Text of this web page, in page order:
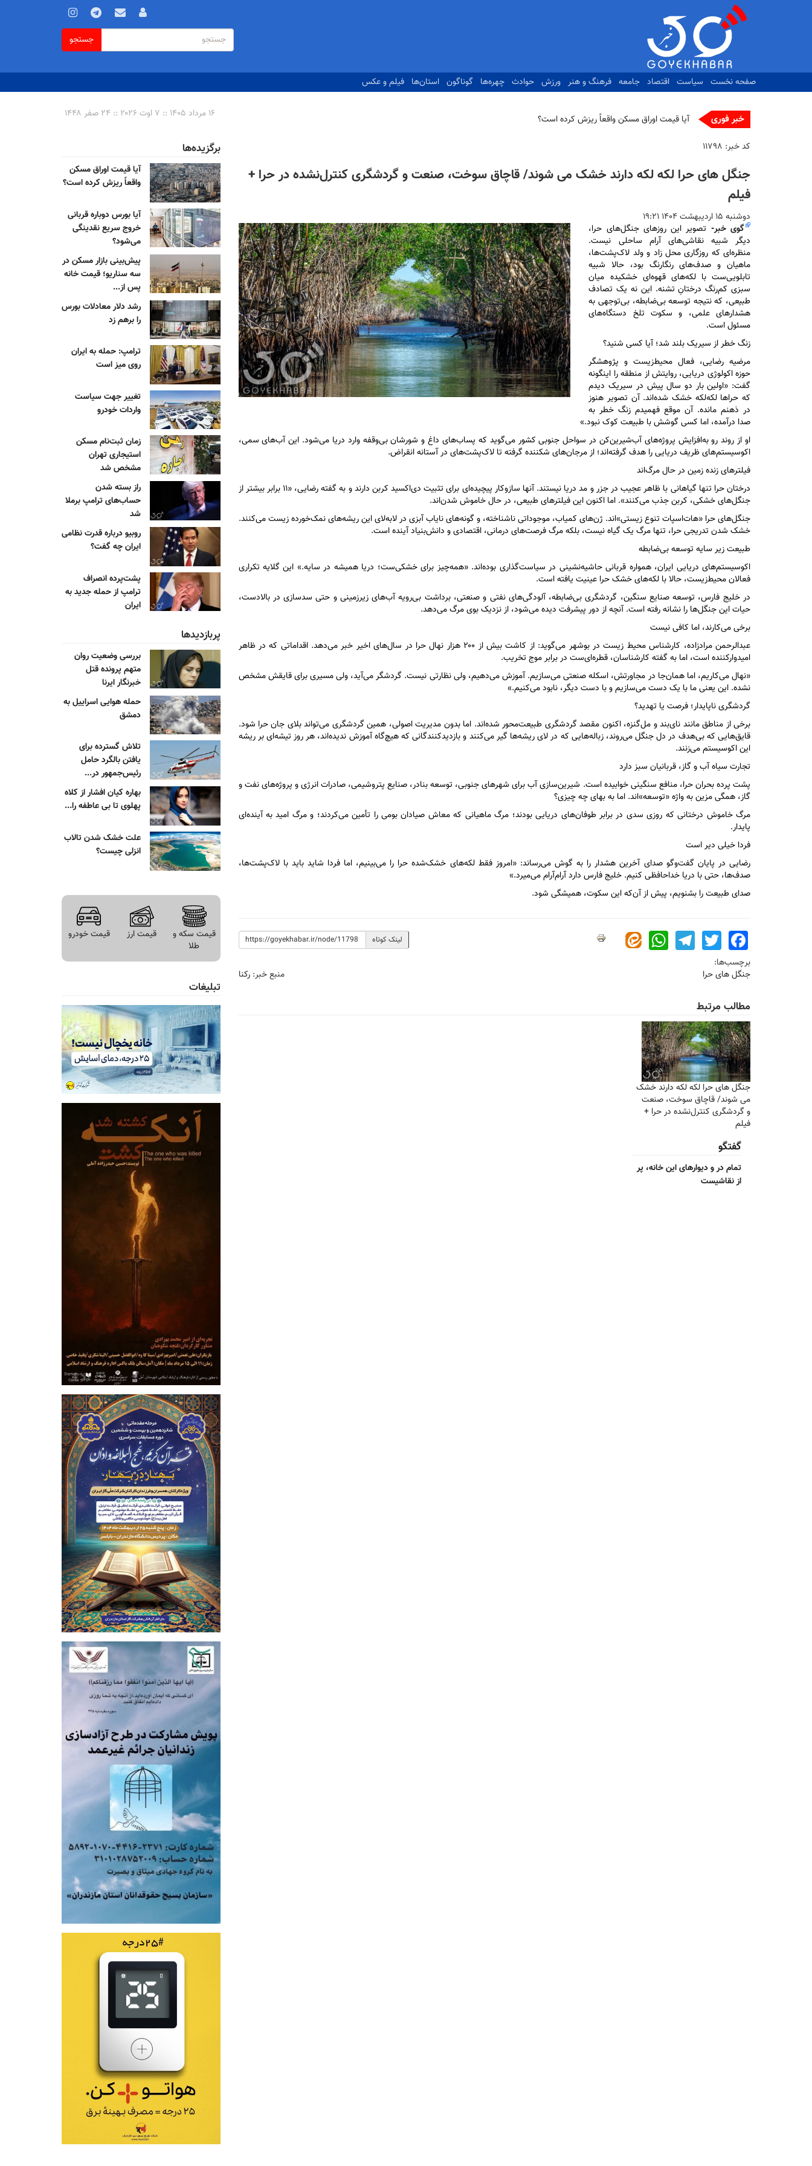
فرم
جستجو
جستجو
صفحه نخست سیاست اقتصاد جامعه فرهنگ و هنر ورزش حوادث چهره‌ها گوناگون استان‌ها فیلم و عکس
خبر فوری ت_ ۱۶ مرداد ۱۴۰۵ :: ۷ اوت ۲۰۲۶ :: ۲۴ صفر ۱۴۴۸
کد خبر: ۱۱۷۹۸
جنگل های حرا لکه لکه دارند خشک می شوند/ قاچاق سوخت، صنعت و گردشگری کنترل‌نشده در حرا +
فیلم
دوشنبه ۱۵ ارديبهشت ۱۴۰۴ ۱۹:۲۱
گوی خبر- تصویر این روز‌های جنگل‌های حرا،
دیگر شبیه نقاشی‌های آرام ساحلی نیست.
منظره‌ای که روزگاری محل زاد و ولد لاک‌پشت‌ها،
ماهیان و صدف‌های رنگارنگ بود، حالا شبیه
تابلویی‌ست با لکه‌های قهوه‌ای خشکیده میان
سبزی کم‌رنگ درختانِ تشنه. این نه یک تصادف
طبیعی، که نتیجه توسعه بی‌ضابطه، بی‌توجهی به
هشدار‌های علمی، و سکوت تلخ دستگاه‌های
مسئول است.
زنگ خطر از سیریک بلند شد؛ آیا کسی شنید؟
مرضیه رضایی، فعال محیط‌زیست و پژوهشگر
حوزه اکولوژی دریایی، روایتش از منطقه را اینگونه
گفت: «اولین بار دو سال پیش در سیریک دیدم
که حرا‌ها لکه‌لکه خشک شده‌اند. آن تصویر هنوز
در ذهنم مانده. آن موقع فهمیدم زنگ خطر به
صدا درآمده، اما کسی گوشش با طبیعت کوک نبود.»
او از روند رو به‌افزایش پروژه‌های آب‌شیرین‌کن در سواحل جنوبی کشور می‌گوید که پساب‌های داغ و شورشان بی‌وقفه وارد دریا می‌شود. این آب‌های سمی،
اکوسیستم‌های ظریف دریایی را هدف گرفته‌اند؛ از مرجان‌های شکننده گرفته تا لاک‌پشت‌های در آستانه انقراض.
فیلتر‌های زنده زمین در حال مرگ‌اند
درختان حرا تنها گیاهانی با ظاهر عجیب در جزر و مد دریا نیستند. آنها سازوکار پیچیده‌ای برای تثبیت دی‌اکسید کربن دارند و به گفته رضایی، «۱۱ برابر بیشتر از
جنگل‌های خشکی، کربن جذب می‌کنند». اما اکنون این فیلتر‌های طبیعی، در حال خاموش شدن‌اند.
جنگل‌های حرا «هات‌اسپات تنوع زیستی»‌اند. ژن‌های کمیاب، موجوداتی ناشناخته، و گونه‌های نایاب آبزی در لابه‌لای این ریشه‌های نمک‌خورده زیست می‌کنند.
خشک شدن تدریجی حرا، تنها مرگ یک گیاه نیست، بلکه مرگ فرصت‌های درمانی، اقتصادی و دانش‌بنیاد آینده است.
طبیعت زیر سایه توسعه بی‌ضابطه
اکوسیستم‌های دریایی ایران، همواره قربانی حاشیه‌نشینی در سیاست‌گذاری بوده‌اند. «همه‌چیز برای خشکی‌ست؛ دریا همیشه در سایه.» این گلایه تکراری
فعالان محیط‌زیست، حالا با لکه‌های خشک حرا عینیت یافته است.
در خلیج فارس، توسعه صنایع سنگین، گردشگری بی‌ضابطه، آلودگی‌های نفتی و صنعتی، برداشت بی‌رویه آب‌های زیرزمینی و حتی سدسازی در بالا‌دست،
حیات این جنگل‌ها را نشانه رفته است. آنچه از دور پیشرفت دیده می‌شود، از نزدیک بوی مرگ می‌دهد.
برخی می‌کارند، اما کافی نیست
عبدالرحمن مرادزاده، کارشناس محیط زیست در بوشهر می‌گوید: از کاشت بیش از ۲۰۰ هزار نهال حرا در سال‌های اخیر خبر می‌دهد. اقداماتی که در ظاهر
امیدوارکننده است، اما به گفته کارشناسان، قطره‌ای‌ست در برابر موج تخریب.
«نهال می‌کاریم، اما همان‌جا در مجاورتش، اسکله صنعتی می‌سازیم. آموزش می‌دهیم، ولی نظارتی نیست. گردشگر می‌آید، ولی مسیری برای قایقش مشخص
نشده. این یعنی ما با یک دست می‌سازیم و با دست دیگر، نابود می‌کنیم.»
گردشگری ناپایدار؛ فرصت یا تهدید؟
برخی از مناطق مانند نای‌بند و مل‌گنزه، اکنون مقصد گردشگری طبیعت‌محور شده‌اند. اما بدون مدیریت اصولی، همین گردشگری می‌تواند بلای جان حرا شود.
قایق‌هایی که بی‌هدف در دل جنگل می‌روند، زباله‌هایی که در لای ریشه‌ها گیر می‌کنند و بازدیدکنندگانی که هیچ‌گاه آموزش ندیده‌اند، هر روز تیشه‌ای بر ریشه
این اکوسیستم می‌زنند.
تجارت سیاه آب و گاز، قربانیان سبز دارد
پشت پرده بحران حرا، منافع سنگینی خوابیده است. شیرین‌سازی آب برای شهر‌های جنوبی، توسعه بنادر، صنایع پتروشیمی، صادرات انرژی و پروژه‌های نفت و
گاز، همگی مزین به واژه «توسعه»‌اند. اما به بهای چه چیزی؟
مرگ خاموش درختانی که روزی سدی در برابر طوفان‌های دریایی بودند؛ مرگ ماهیانی که معاش صیادان بومی را تأمین می‌کردند؛ و مرگ امید به آینده‌ای
پایدار.
فردا خیلی دیر است
رضایی در پایان گفت‌و‌گو صدای آخرین هشدار را به گوش می‌رساند: «امروز فقط لکه‌های خشک‌شده حرا را می‌بینیم، اما فردا شاید باید با لاک‌پشت‌ها،
صدف‌ها، حتی با دریا خداحافظی کنیم. خلیج فارس دارد آرام‌آرام می‌میرد.»
صدای طبیعت را بشنویم، پیش از آن‌که این سکوت، همیشگی شود.
لینک کوتاه Facebook
Twitter
Telegram
WhatsApp
برچسب‌ها:
جنگل های حرا
منبع خبر:رکنا
مطالب مرتبط
جنگل های حرا لکه لکه دارند خشک
می شوند/ قاچاق سوخت، صنعت
و گردشگری کنترل‌نشده در حرا +
فیلم
گفتگو
تمام در و دیوارهای این خانه، پر
از نقاشیست
برگزیده‌ها
آیا قیمت اوراق مسکن
واقعاً ریزش کرده است؟
آیا بورس دوباره قربانی
خروج سریع نقدینگی
می‌شود؟
پیش‌بینی بازار مسکن در
سه سناریو؛ قیمت خانه
پس از...
رشد دلار معادلات بورس
را برهم زد
ترامپ: حمله به ایران
روی میز است
تغییر جهت سیاست
واردات خودرو
زمان ثبت‌نام مسکن
استیجاری تهران
مشخص شد
راز بسته شدن
حساب‌های ترامپ برملا
شد
روبیو درباره قدرت نظامی
ایران چه گفت؟
پشت‌پرده انصراف
ترامپ از حمله جدید به
ایران
پربازدیدها
بررسی وضعیت روان
متهم پرونده قتل
خبرنگار ایرنا
حمله هوایی اسراییل به
دمشق
تلاش گسترده برای
یافتن بالگرد حامل
رئیس‌جمهور در...
بهاره کیان افشار از کلاه
پهلوی تا بی عاطفه را...
علت خشک شدن تالاب
انزلی چیست؟
قیمت سکه و
طلا
قیمت ارز قیمت خودرو
تبلیغات